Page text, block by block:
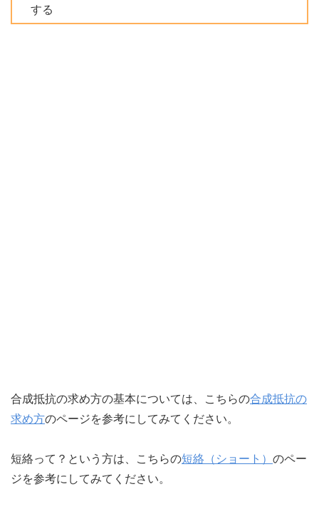
する
合成抵抗の求め方の基本については、こちらの合成抵抗の
求め方のページを参考にしてみてください。
短絡って？という方は、こちらの短絡（ショート） のペー
ジを参考にしてみてください。